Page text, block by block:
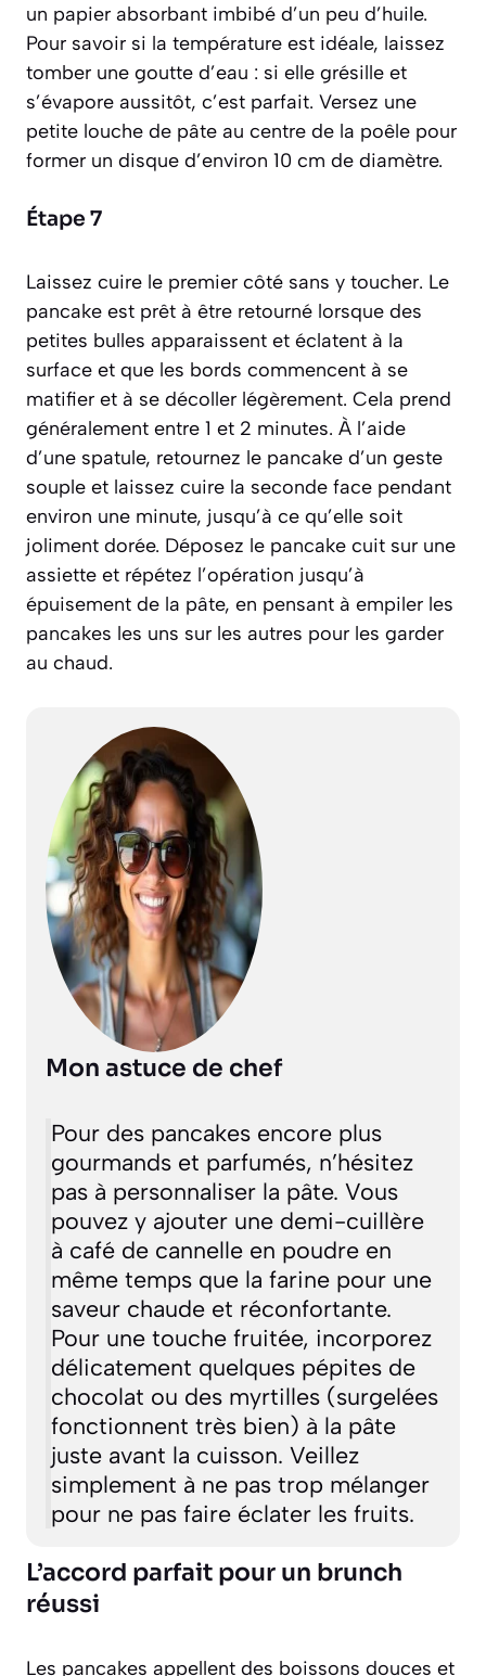
un papier absorbant imbibé d’un peu d’huile.
Pour savoir si la température est idéale, laissez
tomber une goutte d’eau : si elle grésille et
s’évapore aussitôt, c’est parfait. Versez une
petite louche de pâte au centre de la poêle pour
former un disque d’environ 10 cm de diamètre.
Étape 7
Laissez cuire le premier côté sans y toucher. Le
pancake est prêt à être retourné lorsque des
petites bulles apparaissent et éclatent à la
surface et que les bords commencent à se
matifier et à se décoller légèrement. Cela prend
généralement entre 1 et 2 minutes. À l’aide
d’une spatule, retournez le pancake d’un geste
souple et laissez cuire la seconde face pendant
environ une minute, jusqu’à ce qu’elle soit
joliment dorée. Déposez le pancake cuit sur une
assiette et répétez l’opération jusqu’à
épuisement de la pâte, en pensant à empiler les
pancakes les uns sur les autres pour les garder
au chaud.
Mon astuce de chef
Pour des pancakes encore plus
gourmands et parfumés, n’hésitez
pas à personnaliser la pâte. Vous
pouvez y ajouter une demi-cuillère
à café de cannelle en poudre en
même temps que la farine pour une
saveur chaude et réconfortante.
Pour une touche fruitée, incorporez
délicatement quelques pépites de
chocolat ou des myrtilles (surgelées
fonctionnent très bien) à la pâte
juste avant la cuisson. Veillez
simplement à ne pas trop mélanger
pour ne pas faire éclater les fruits.
L’accord parfait pour un brunch
réussi
Les pancakes appellent des boissons douces et